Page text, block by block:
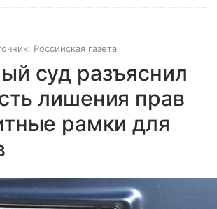
Российская газета
суд разъяснил
лишения прав
рамки для